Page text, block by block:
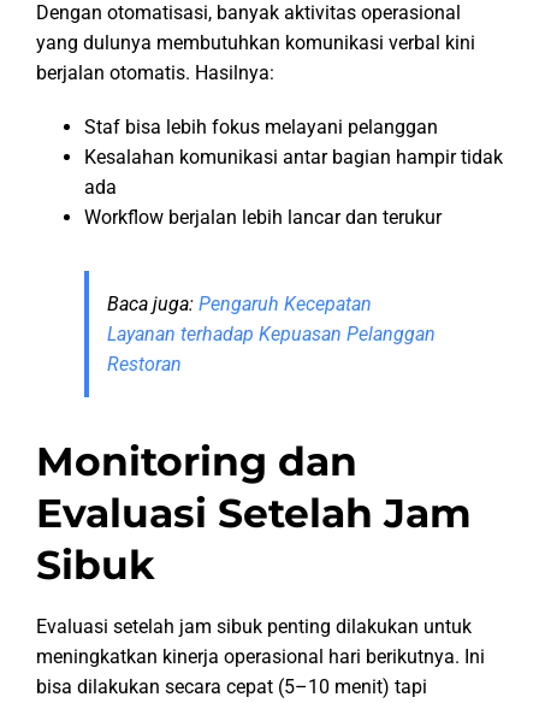
Dengan otomatisasi, banyak aktivitas operasional
yang dulunya membutuhkan komunikasi verbal kini
berjalan otomatis. Hasilnya:
Staf bisa lebih fokus melayani pelanggan
Kesalahan komunikasi antar bagian hampir tidak
ada
Workflow berjalan lebih lancar dan terukur
Baca juga: Pengaruh Kecepatan
Layanan terhadap Kepuasan Pelanggan
Restoran
Monitoring dan
Evaluasi Setelah Jam
Sibuk
Evaluasi setelah jam sibuk penting dilakukan untuk
meningkatkan kinerja operasional hari berikutnya. Ini
bisa dilakukan secara cepat (5–10 menit) tapi